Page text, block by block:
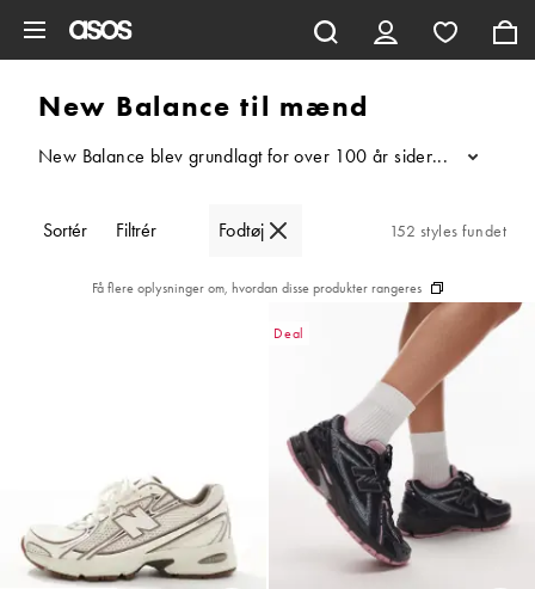
New Balance til mænd
New Balance blev grundlagt for over 100 år siden og er gået
...
Sortér Filtrér Fodtøj 152 styles fundet
Få flere oplysninger om, hvordan disse produkter rangeres
Deal